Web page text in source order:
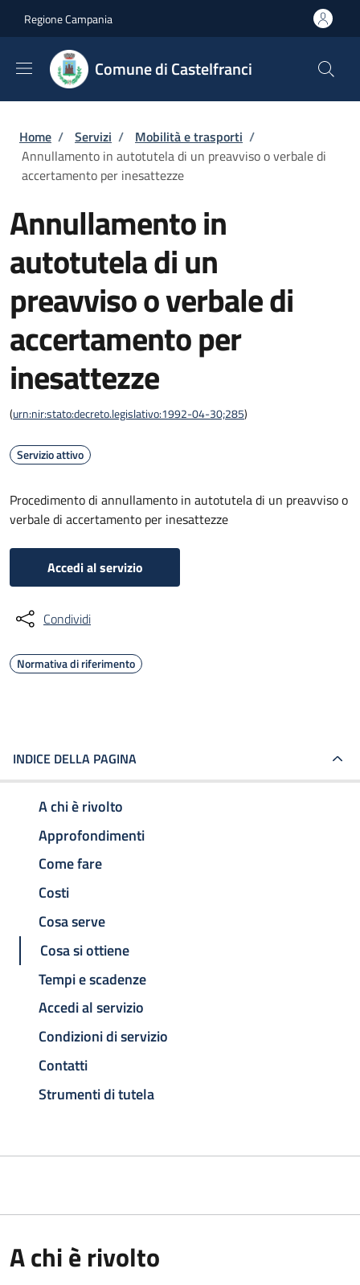
Regione Campania
Comune di Castelfranci
Briciole di pane
Home / Servizi / Mobilità e trasporti /
Annullamento in autotutela di un preavviso o verbale di
accertamento per inesattezze
Annullamento in
autotutela di un
preavviso o verbale di
accertamento per
inesattezze
(urn:nir:stato:decreto.legislativo:1992-04-30;285)
Servizio attivo
Procedimento di annullamento in autotutela di un preavviso o
verbale di accertamento per inesattezze
Accedi al servizio
Condividi
Normativa di riferimento
INDICE DELLA PAGINA
A chi è rivolto
Approfondimenti
Come fare
Costi
Cosa serve
Cosa si ottiene
Tempi e scadenze
Accedi al servizio
Condizioni di servizio
Contatti
Strumenti di tutela
A chi è rivolto